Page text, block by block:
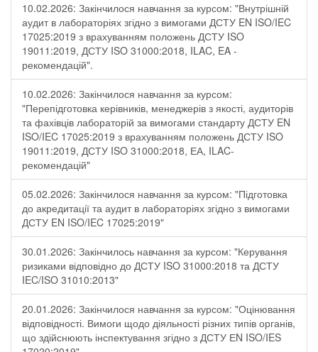
10.02.2026: Закінчилося навчання за курсом: "Внутрішній
аудит в лабораторіях згідно з вимогами ДСТУ EN ISO/IEC
17025:2019 з врахуванням положень ДСТУ ISO
19011:2019, ДСТУ ISO 31000:2018, ILAC, EA -
рекомендацій".
10.02.2026: Закінчилося навчання за курсом:
"Перепідготовка керівників, менеджерів з якості, аудиторів
та фахівців лабораторій за вимогами стандарту ДСТУ EN
ISO/IEC 17025:2019 з врахуванням положень ДСТУ ISO
19011:2019, ДСТУ ISO 31000:2018, ЕА, ILAC-
рекомендацій"
05.02.2026: Закінчилося навчання за курсом: "Підготовка
до акредитації та аудит в лабораторіях згідно з вимогами
ДСТУ EN ISO/IEC 17025:2019"
30.01.2026: Закінчилось навчання за курсом: "Керування
ризиками відповідно до ДСТУ ISO 31000:2018 та ДСТУ
IEC/ISO 31010:2013"
20.01.2026: Закінчилося навчання за курсом: "Оцінювання
відповідності. Вимоги щодо діяльності різних типів органів,
що здійснюють інспектування згідно з ДСТУ ЕN ISO/IES